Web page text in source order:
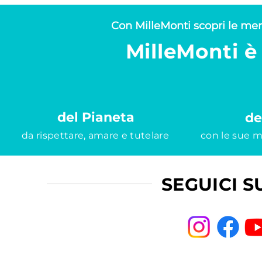
Con MilleMonti scopri le
MilleMonti
del Pianeta
da rispettare, amare e tutelare con le sue
SEGUICI